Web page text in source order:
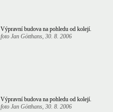
Výpravní budova na pohledu od kolejí.
foto Jan Götthans, 30. 8. 2006
Výpravní budova na pohledu od kolejí.
foto Jan Götthans, 30. 8. 2006